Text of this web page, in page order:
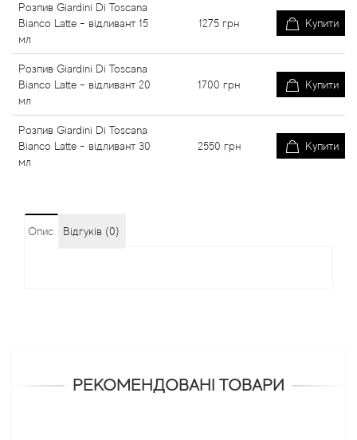
Розпив Giardini Di Toscana
Bianco Latte - відливант 15
мл
1275 грн Купити
Розпив Giardini Di Toscana
Bianco Latte - відливант 20
мл
1700 грн Купити
Розпив Giardini Di Toscana
Bianco Latte - відливант 30
мл
2550 грн Купити
Опис Відгуків (0)
РЕКОМЕНДОВАНІ ТОВАРИ